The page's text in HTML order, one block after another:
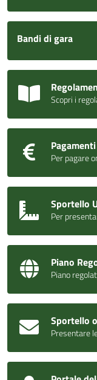
Bandi di gara
Scopri i
Per pagare
Sportello
Per
Piano
Piano
Sportello
Presentare